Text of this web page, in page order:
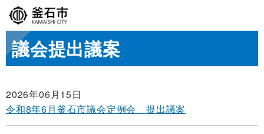
議会提出議案
2026年06月15日
令和8年6月釜石市議会定例会 提出議案